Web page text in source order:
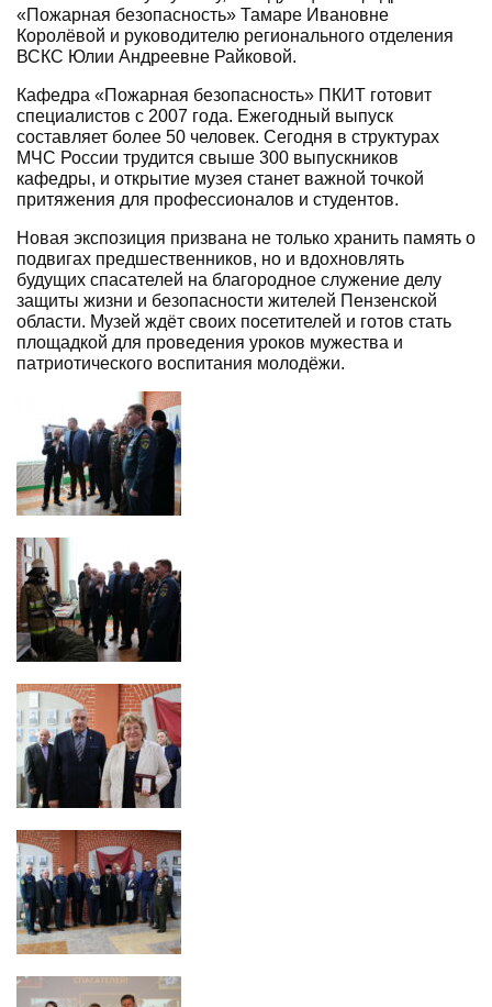
«Пожарная безопасность» Тамаре Ивановне
Королёвой и руководителю регионального отделения
ВСКС Юлии Андреевне Райковой.
Кафедра «Пожарная безопасность» ПКИТ готовит
специалистов с 2007 года. Ежегодный выпуск
составляет более 50 человек. Сегодня в структурах
МЧС России трудится свыше 300 выпускников
кафедры, и открытие музея станет важной точкой
притяжения для профессионалов и студентов.
Новая экспозиция призвана не только хранить память о
подвигах предшественников, но и вдохновлять
будущих спасателей на благородное служение делу
защиты жизни и безопасности жителей Пензенской
области. Музей ждёт своих посетителей и готов стать
площадкой для проведения уроков мужества и
патриотического воспитания молодёжи.